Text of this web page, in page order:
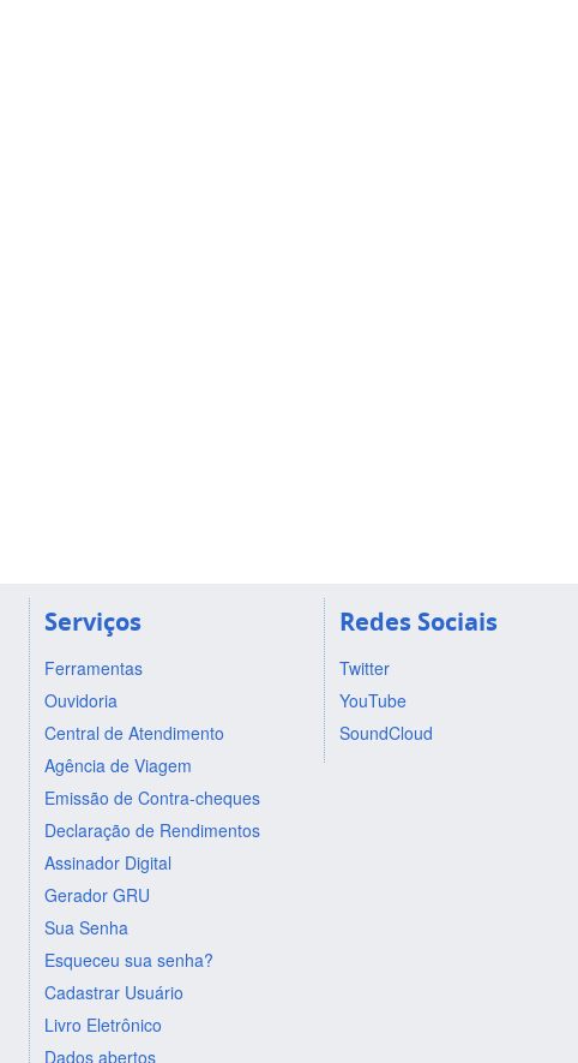
Serviços
Ferramentas
Ouvidoria
Central de Atendimento
Agência de Viagem
Emissão de Contra-cheques
Declaração de Rendimentos
Assinador Digital
Gerador GRU
Sua Senha
Esqueceu sua senha?
Cadastrar Usuário
Livro Eletrônico
Dados abertos
Redes Sociais
Twitter
YouTube
SoundCloud